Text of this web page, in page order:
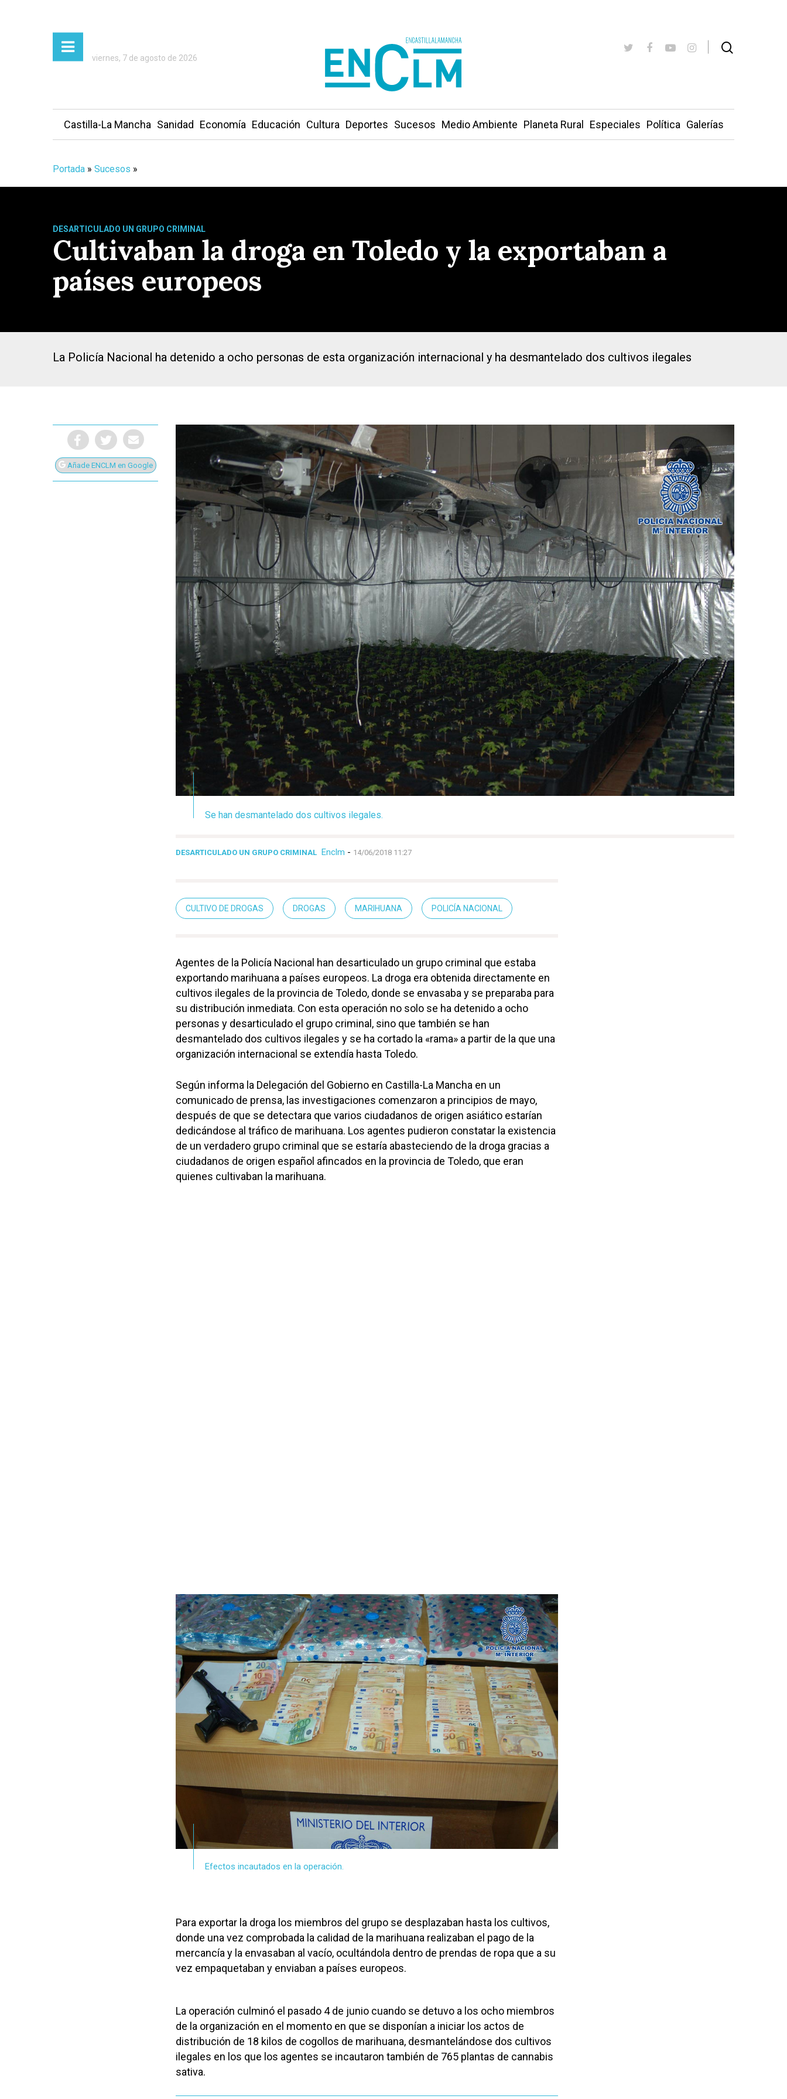
Presiona Intro para buscar o ESC para cerrar
viernes, 7 de agosto de 2026
Castilla-La Mancha Sanidad Economía Educación Cultura Deportes Sucesos Medio Ambiente Planeta Rural Especiales Política Galerías
Portada » Sucesos »
DESARTICULADO UN GRUPO CRIMINAL
Cultivaban la droga en Toledo y la exportaban a
países europeos
La Policía Nacional ha detenido a ocho personas de esta organización internacional y ha desmantelado dos cultivos ilegales
Añade ENCLM en Google
Se han desmantelado dos cultivos ilegales.
DESARTICULADO UN GRUPO CRIMINAL Enclm - 14/06/2018 11:27
CULTIVO DE DROGAS DROGAS MARIHUANA POLICÍA NACIONAL
Agentes de la Policía Nacional han desarticulado un grupo criminal que estaba
exportando marihuana a países europeos. La droga era obtenida directamente en
cultivos ilegales de la provincia de Toledo, donde se envasaba y se preparaba para
su distribución inmediata. Con esta operación no solo se ha detenido a ocho
personas y desarticulado el grupo criminal, sino que también se han
desmantelado dos cultivos ilegales y se ha cortado la «rama» a partir de la que una
organización internacional se extendía hasta Toledo.
Según informa la Delegación del Gobierno en Castilla-La Mancha en un
comunicado de prensa, las investigaciones comenzaron a principios de mayo,
después de que se detectara que varios ciudadanos de origen asiático estarían
dedicándose al tráfico de marihuana. Los agentes pudieron constatar la existencia
de un verdadero grupo criminal que se estaría abasteciendo de la droga gracias a
ciudadanos de origen español afincados en la provincia de Toledo, que eran
quienes cultivaban la marihuana.
Efectos incautados en la operación.
Para exportar la droga los miembros del grupo se desplazaban hasta los cultivos,
donde una vez comprobada la calidad de la marihuana realizaban el pago de la
mercancía y la envasaban al vacío, ocultándola dentro de prendas de ropa que a su
vez empaquetaban y enviaban a países europeos.
La operación culminó el pasado 4 de junio cuando se detuvo a los ocho miembros
de la organización en el momento en que se disponían a iniciar los actos de
distribución de 18 kilos de cogollos de marihuana, desmantelándose dos cultivos
ilegales en los que los agentes se incautaron también de 765 plantas de cannabis
sativa.